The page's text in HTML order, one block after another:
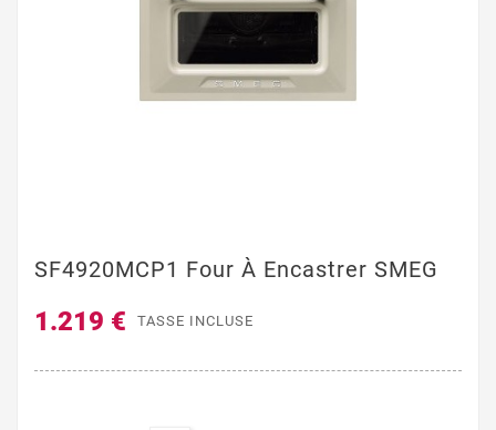
SF4920MCP1 Four À Encastrer SMEG
1.219 € TASSE INCLUSE